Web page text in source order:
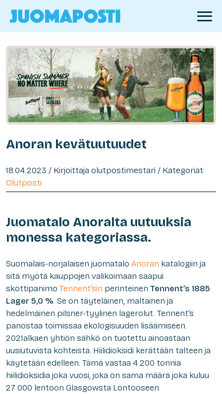
Anoran kevätuutuudet
18.04.2023 / Kirjoittaja olutpostimestari / Kategoriat:
Olutposti
Juomatalo Anoralta uutuuksia
monessa kategoriassa.
Suomalais-norjalaisen juomatalo Anoran katalogiin ja
sitä myötä kauppojen valikoimaan saapui
skottipanimo Tennent’sin perinteinen Tennent’s 1885
Lager 5,0 %. Se on täyteläinen, maltainen ja
hedelmäinen pilsner-tyylinen lagerolut. Tennent’s
panostaa toimissaa ekologisuuden lisäämiseen.
2021alkaen yhtiön sähkö on tuotettu ainoastaan
uusiutuvista kohteista. Hiilidioksidi kerättään talteen ja
käytetään edelleen. Tämä vastaa 4 200 tonnia
hiilidioksidia joka vuosi, joka on sama määrä joka kuluu
27 000 lentoon Glasgowsta Lontooseen.